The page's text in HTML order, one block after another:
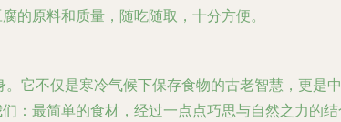
的原料和质量，随吃随取，十分方便。
它不仅是寒冷气候下保存食物的古老智慧，更是
：最简单的食材，经过一点点巧思与自然之力的